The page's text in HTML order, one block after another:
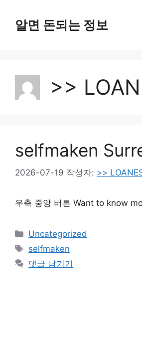
알면 돈되는 정보
>>
selfmaken
2026-07-19 작성자: >>
우측 중앙 버튼 Want to know
카
리
Uncategorized
태
그
selfmaken
댓글 남기기